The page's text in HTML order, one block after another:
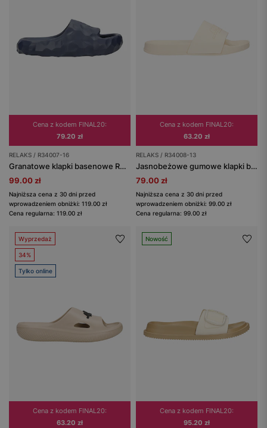
Cena z kodem FINAL20:
79.20 zł
RELAKS / R34007-16
Granatowe klapki basenowe RELAKS z pianki EVA
99.00 zł
Najniższa cena z 30 dni przed
wprowadzeniem obniżki: 119.00 zł
Cena regularna: 119.00 zł
Cena z kodem FINAL20:
63.20 zł
RELAKS / R34008-13
Jasnobeżowe gumowe klapki basenowe RELAKS
79.00 zł
Najniższa cena z 30 dni przed
wprowadzeniem obniżki: 99.00 zł
Cena regularna: 99.00 zł
Wyprzedaż
34%
Tylko online
Cena z kodem FINAL20:
63.20 zł
Nowość
Cena z kodem FINAL20:
95.20 zł